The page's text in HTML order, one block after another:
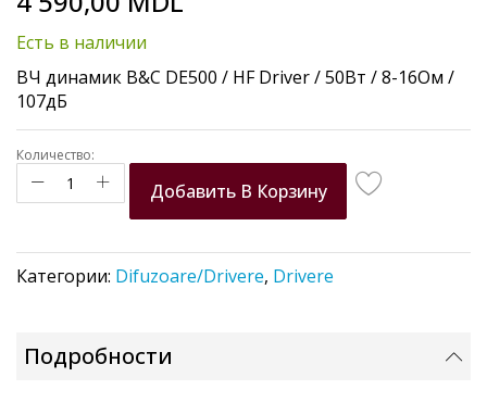
beginning
of
the
gallery
Есть в наличии
ВЧ динамик B&C DE500 / HF Driver / 50Вт / 8-16Ом /
107дБ
Количество:
Добавить В Корзину
Категории: Difuzoare/Drivere, Drivere
Подробности